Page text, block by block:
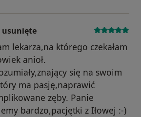
usunięte
lekarza,na którego czekałam
anioł.
się na swoim
ma pasję,naprawić
zęby. Panie
bardzo,pacjętki z Iłowej :-)